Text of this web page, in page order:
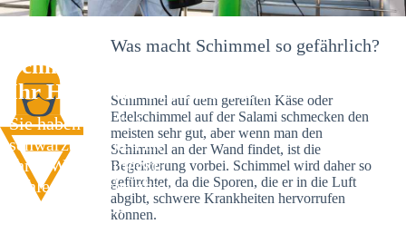
Schimmelexperte in Spiegelhaus –
Ihr Helfer an Ort und Stelle
Sie haben kürzlich
schwarze Flecken an
Ihrer Wand entdeckt?
Schlechte Nachrichten:
Sie haben einen
Was macht Schimmel so gefährlich?
Schimmel auf dem gereiften Käse oder
Edelschimmel auf der Salami schmecken den
meisten sehr gut, aber wenn man den
Schimmel an der Wand findet, ist die
Begeisterung vorbei. Schimmel wird daher so
gefürchtet, da die Sporen, die er in die Luft
abgibt, schwere Krankheiten hervorrufen
können.